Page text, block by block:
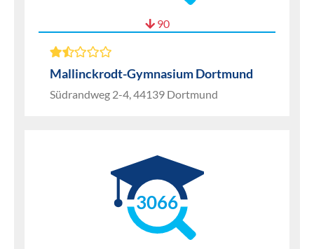
90
Mallinckrodt-Gymnasium Dortmund
Südrandweg 2-4, 44139 Dortmund
3066